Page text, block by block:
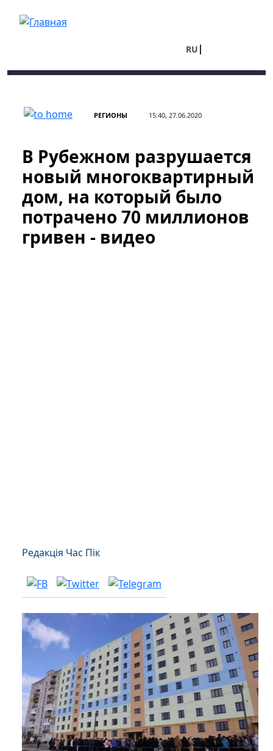
RU
РЕГИОНЫ 15:40, 27.06.2020
В Рубежном разрушается
новый многоквартирный
дом, на который было
потрачено 70 миллионов
гривен - видео
Редакція Час Пік